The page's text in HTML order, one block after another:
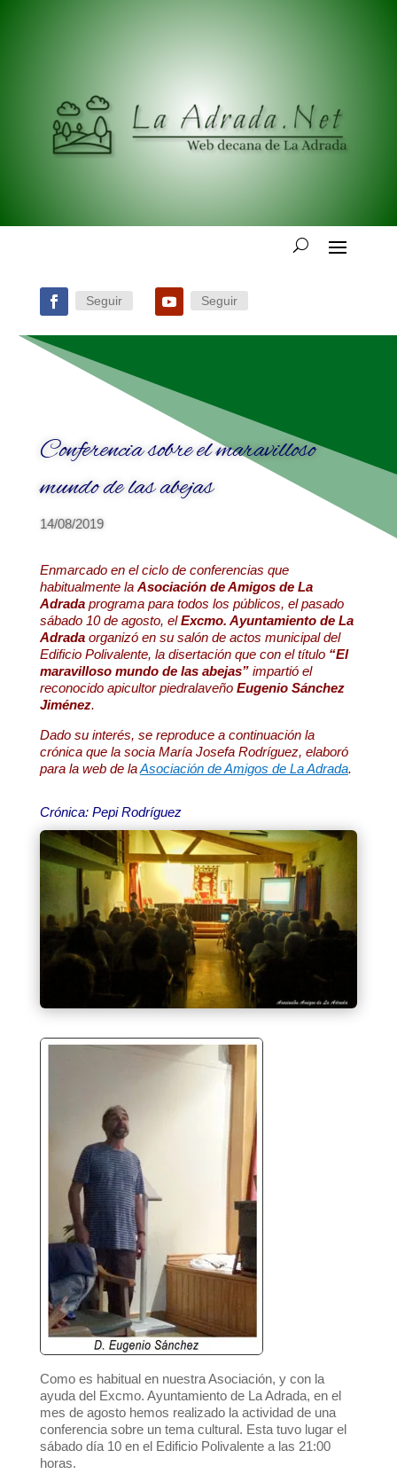
Seguir Seguir
Conferencia sobre el maravilloso
mundo de las abejas
14/08/2019
Enmarcado en el ciclo de conferencias que
habitualmente la Asociación de Amigos de La
Adradaprograma para todos los públicos, el pasado
sábado 10 de agosto, elExcmo. Ayuntamiento de La
Adradaorganizó en su salón de actos municipal del
Edificio Polivalente, la disertación que con el título “El
maravilloso mundo de las abejas”impartió el
reconocido apicultor piedralaveño Eugenio Sánchez
Jiménez.
Dado su interés, se reproduce a continuación la
crónica que la socia María Josefa Rodríguez, elaboró
para la web de laAsociación de Amigos de La Adrada.
Crónica: Pepi Rodríguez.
Como es habitual en nuestra Asociación, y con la
ayuda del Excmo. Ayuntamiento de La Adrada, en el
mes de agosto hemos realizado la actividad de una
conferencia sobre un tema cultural. Esta tuvo lugar el
sábado día 10 en el Edificio Polivalente a las 21:00
horas.